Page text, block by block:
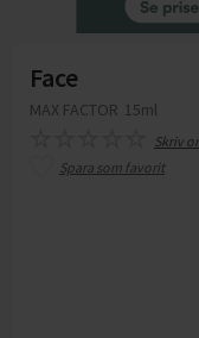
Face
MAX FACTOR 15ml
Skriv
Spara som favorit